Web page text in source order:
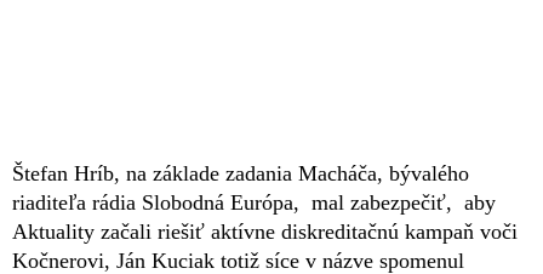
Štefan Hríb, na základe zadania Macháča, bývalého
riaditeľa rádia Slobodná Európa, mal zabezpečiť, aby
Aktuality začali riešiť aktívne diskreditačnú kampaň voči
Kočnerovi, Ján Kuciak totiž síce v názve spomenul